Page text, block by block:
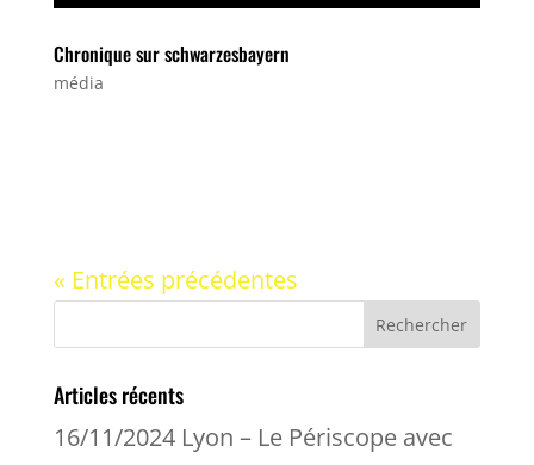
Chronique sur schwarzesbayern
média
« Entrées précédentes
Articles récents
16/11/2024 Lyon – Le Périscope avec